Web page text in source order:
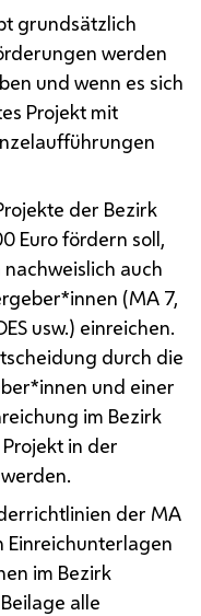
grundsätzlich
werden
und wenn es sich
Projekt mit
der Bezirk
Euro fördern soll,
auch
(MA 7,
usw.) einreichen.
durch die
und einer
im Bezirk
in der
der MA
im Bezirk
alle